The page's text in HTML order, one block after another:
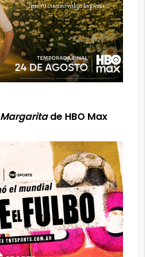
Margaritade HBO Max